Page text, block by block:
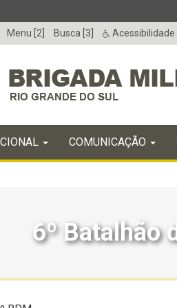
Menu [2] Busca [3] Acessibilidade
COMUNICAÇÃO
6º Batalhão